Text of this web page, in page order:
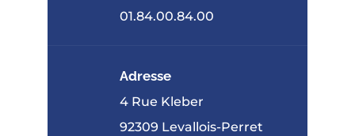
01.84.00.84.00
Adresse
4 Rue Kleber
92309 Levallois-Perret